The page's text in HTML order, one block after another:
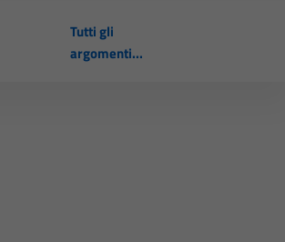
Tutti gli
argomenti...